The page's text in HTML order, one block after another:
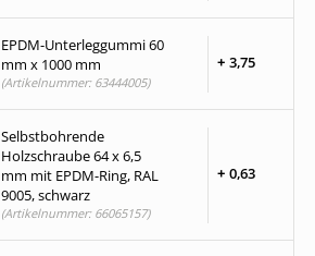
EPDM-Unterleggummi 60
mm x 1000 mm
+ 3,75
(Artikelnummer: 63444005)
Selbstbohrende
Holzschraube 64 x 6,5
mm mit EPDM-Ring, RAL
9005, schwarz
+ 0,63
(Artikelnummer: 66065157)